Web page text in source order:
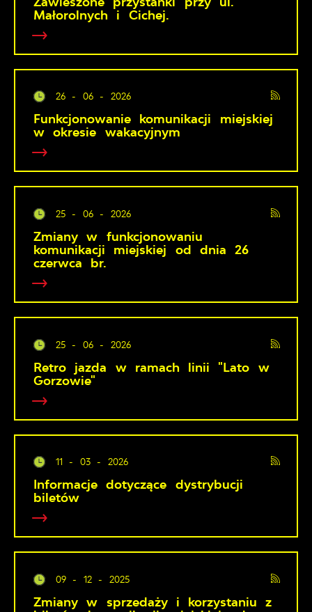
Małorolnych i Cichej.
26 - 06 - 2026
Funkcjonowanie komunikacji miejskiej
w okresie wakacyjnym
25 - 06 - 2026
Zmiany w funkcjonowaniu
komunikacji miejskiej od dnia 26
czerwca br.
25 - 06 - 2026
Retro jazda w ramach linii "Lato w
Gorzowie"
11 - 03 - 2026
Informacje dotyczące dystrybucji
biletów
09 - 12 - 2025
Zmiany w sprzedaży i korzystaniu z